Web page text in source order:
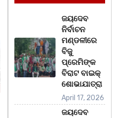
ଜୟଦେବ
ନିର୍ବାଚନ
ମଣ୍ଡଳୀରେ
ବିଜୁ
ପ୍ରେମିଙ୍କ
ବିରାଟ ବାଇକ୍
ଶୋଭାଯାତ୍ରା
April 17, 2026
ଜୟଦେବ